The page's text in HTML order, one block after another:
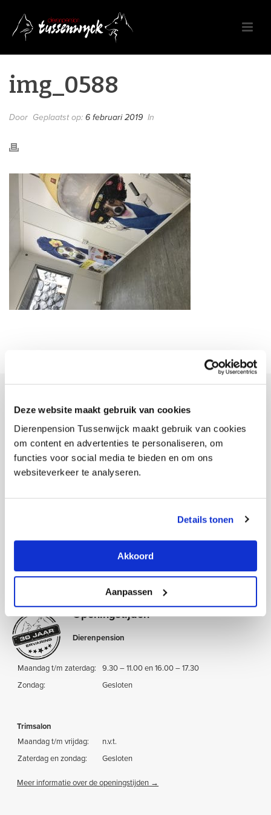
Deze website maakt gebruik van cookies
Dierenpension Tussenwijck maakt gebruik van cookies
om content en advertenties te personaliseren, om
functies voor social media te bieden en om ons
websiteverkeer te analyseren.
Details tonen
Akkoord
Aanpassen
img_0588
Door Geplaatst op: 6 februari 2019 In
Dierenpension Tussenwijck
Bent u er even tussenuit? Dierenpension Tussenwijck is hét
vakantieoord voor uw huisdier. Onze deskundige medewerkers zorgen
elke dag met liefde en plezier voor uw hond of kat.
Zeestraat 214, 1943 AE Beverwijk
T: 0251 – 212 626 (dierenpension)
T: 06 – 451 547 41 (trimsalon)
Openingstijden
Dierenpension
Maandag t/m zaterdag:
9.30 – 11.00 en 16.00 – 17.30
Zondag:
Gesloten
Trimsalon
Maandag t/m vrijdag:
n.v.t.
Zaterdag en zondag:
Gesloten
Meer informatie over de openingstijden →